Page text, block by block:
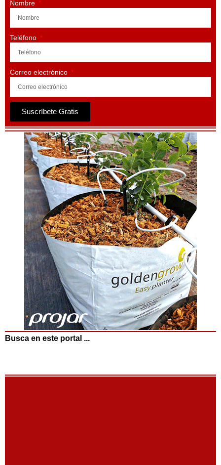
Nombre
Teléfono
Correo electrónico
Suscríbete Gratis
Busca en este portal ...